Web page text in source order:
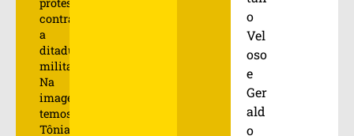
contra
a
ditadura
militar.
Na
imagem
temos
Tônia
o
Vel
oso
e
Ger
ald
o